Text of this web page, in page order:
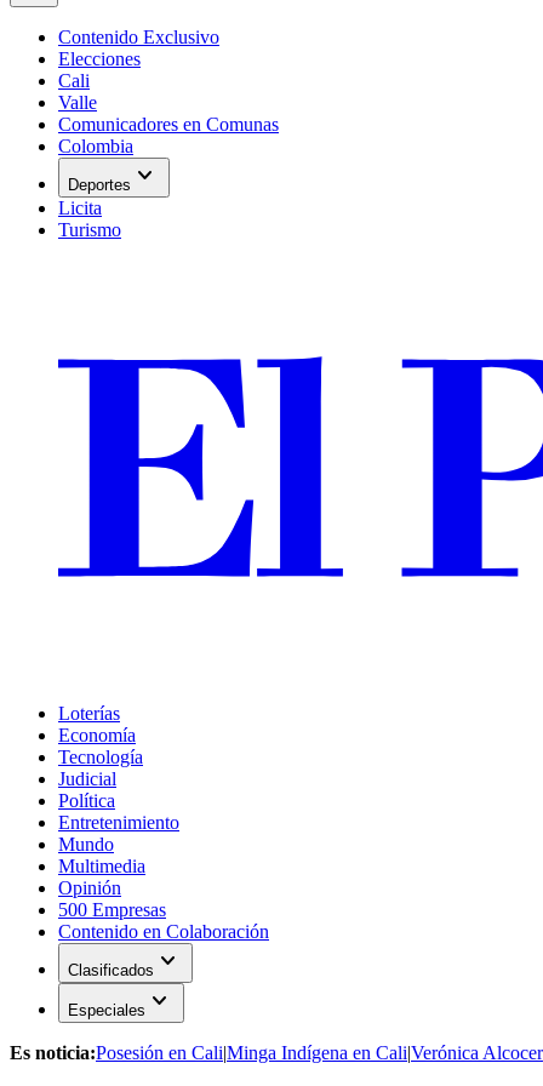
Contenido Exclusivo
Elecciones
Cali
Valle
Comunicadores en Comunas
Colombia
Deportes expand_more
Licita
Turismo
Loterías
Economía
Tecnología
Judicial
Política
Entretenimiento
Mundo
Multimedia
Opinión
500 Empresas
Contenido en Colaboración
Clasificados expand_more
Especiales expand_more
Es noticia:Posesión en Cali|Minga Indígena en Cali|Verónica Alcocer